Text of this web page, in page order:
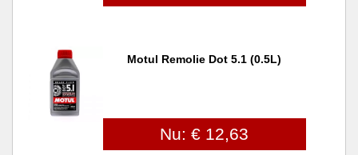
Motul Remolie Dot 5.1 (0.5L)
Nu: € 12,63